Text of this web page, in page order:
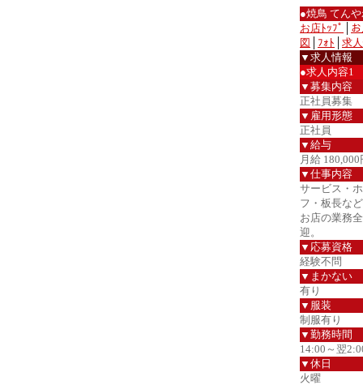
●焼鳥 てん
お店ﾄｯﾌﾟ
図
ﾌｫﾄ
求
▼求人情報
●求人内容1
▼募集内容
正社員募集
▼雇用形態
正社員
▼給与
月給 180,000
▼仕事内容
サービス・
フ・板長な
お店の業務
迎。
▼応募資格
経験不問
▼まかない
有り
▼服装
制服有り
▼勤務時間
14:00～翌
▼休日
火曜